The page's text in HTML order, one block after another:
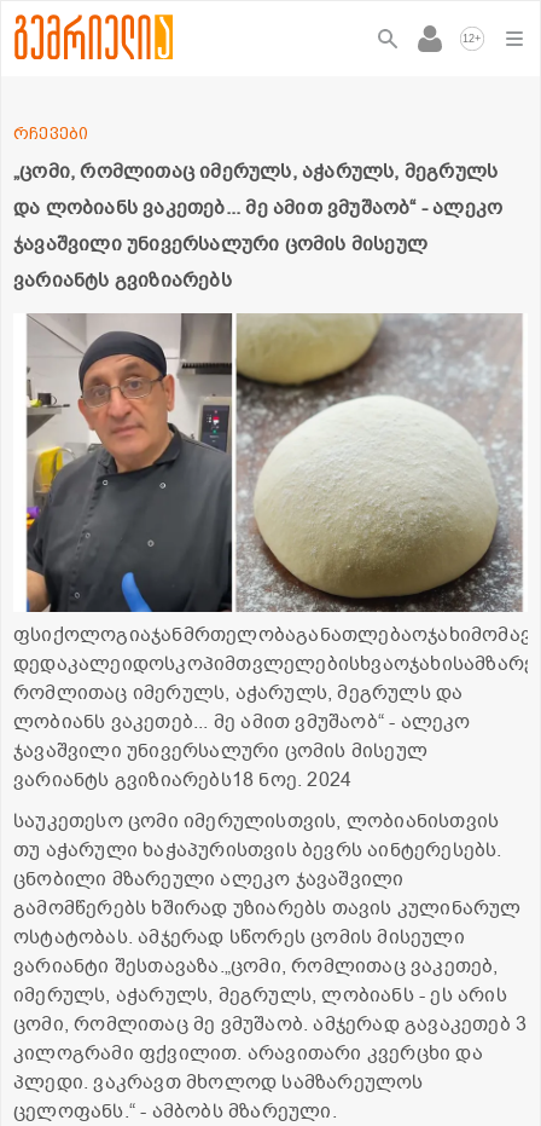
12+
„ცომი, რომლითაც იმერულს, აჭარულს, მეგრულს
და ლობიანს ვაკეთებ... მე ამით ვმუშაობ“ - ალეკო
ჯავაშვილი უნივერსალური ცომის მისეულ
ვარიანტს გვიზიარებს
რჩევები
რომლითაც იმერულს, აჭარულს, მეგრულს და
ლობიანს ვაკეთებ... მე ამით ვმუშაობ“ - ალეკო
ჯავაშვილი უნივერსალური ცომის მისეულ
ვარიანტს გვიზიარებს18 ნოე. 2024
საუკეთესო ცომი იმერულისთვის, ლობიანისთვის
თუ აჭარული ხაჭაპურისთვის ბევრს აინტერესებს.
ცნობილი მზარეული ალეკო ჯავაშვილი
გამომწერებს ხშირად უზიარებს თავის კულინარულ
ოსტატობას. ამჯერად სწორეს ცომის მისეული
ვარიანტი შესთავაზა.„ცომი, რომლითაც ვაკეთებ,
იმერულს, აჭარულს, მეგრულს, ლობიანს - ეს არის
ცომი, რომლითაც მე ვმუშაობ. ამჯერად გავაკეთებ 3
კილოგრამი ფქვილით. არავითარი კვერცხი და
პლედი. ვაკრავთ მხოლოდ სამზარეულოს
ცელოფანს.“ - ამბობს მზარეული.